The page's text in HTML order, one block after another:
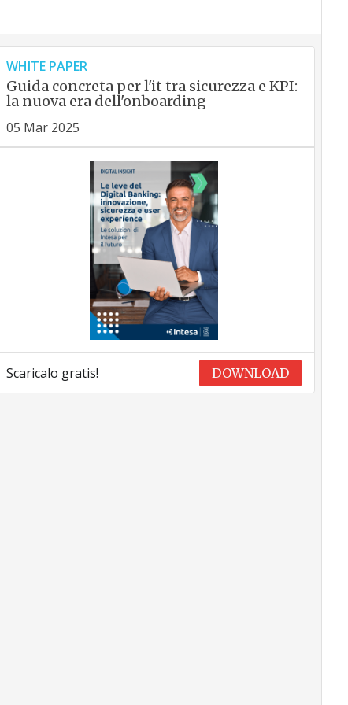
WHITE PAPER
Guida concreta per l'it tra sicurezza e KPI:
la nuova era dell'onboarding
05 Mar 2025
Scaricalo gratis! DOWNLOAD